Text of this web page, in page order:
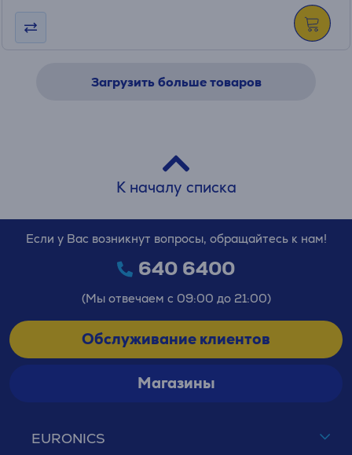
Загрузить больше товаров
К началу списка
EURONICS
Если у Вас возникнут вопросы, обращайтесь к нам!
640 6400
(Мы отвечаем с 09:00 до 21:00)
Обслуживание клиентов
Магазины